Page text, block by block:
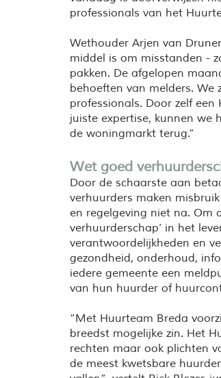
professionals van het
Wethouder Arjen van
middel is om misstanden -
pakken. De afgelopen
behoeften van melders.
professionals. Door zelf
juiste expertise, kunnen we
de woningmarkt terug.”
Wet goed
Door de schaarste aan
verhuurders maken
en regelgeving niet na. Om
verhuurderschap’ in het
verantwoordelijkheden en
gezondheid, onderhoud,
iedere gemeente een
van hun huurder of
“Met Huurteam Breda
breedst mogelijke zin. Het
rechten maar ook plichten
de meest kwetsbare